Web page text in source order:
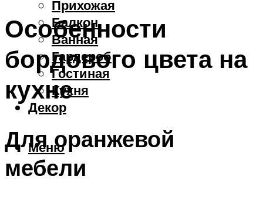
Прихожая
Балкон
Ванная
Гардероб
Гостиная
Кухня
Декор
Меню
Особенности
бордового цвета на
кухне
Для оранжевой
мебели